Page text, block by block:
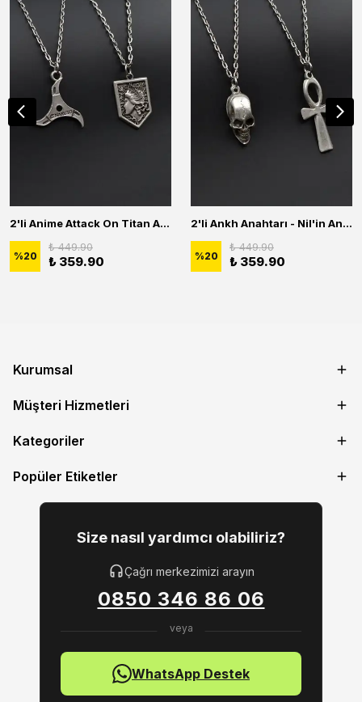
2'li Anime Attack On Titan Acrylic Maria Anime Naruto Erkek Kadın Kolye Seti
%20
₺ 449.90
₺ 359.90
2'li Ankh Anahtarı - Nil'in Anahtarı - Kuru Kafa Erkek Kadın Kolye Seti
%20
₺ 449.90
₺ 359.90
Kurumsal
Müşteri Hizmetleri
Kategoriler
Popüler Etiketler
Size nasıl yardımcı olabiliriz?
Çağrı merkezimizi arayın
0850 346 86 06
WhatsApp Destek